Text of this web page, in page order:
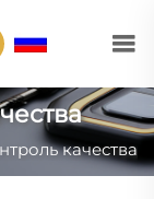
качества